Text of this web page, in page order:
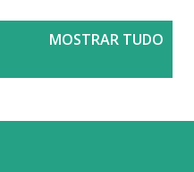
MOSTRAR TUDO